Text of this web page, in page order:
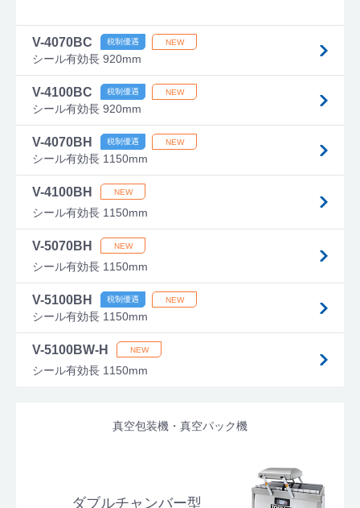
V-4070BC
シール有効長 920mm
V-4100BC
シール有効長 920mm
V-4070BH
シール有効長 1150mm
V-4100BH
シール有効長 1150mm
V-5070BH
シール有効長 1150mm
V-5100BH
シール有効長 1150mm
V-5100BW-H
シール有効長 1150mm
真空包装機・真空パック機
ダブルチャンバー型